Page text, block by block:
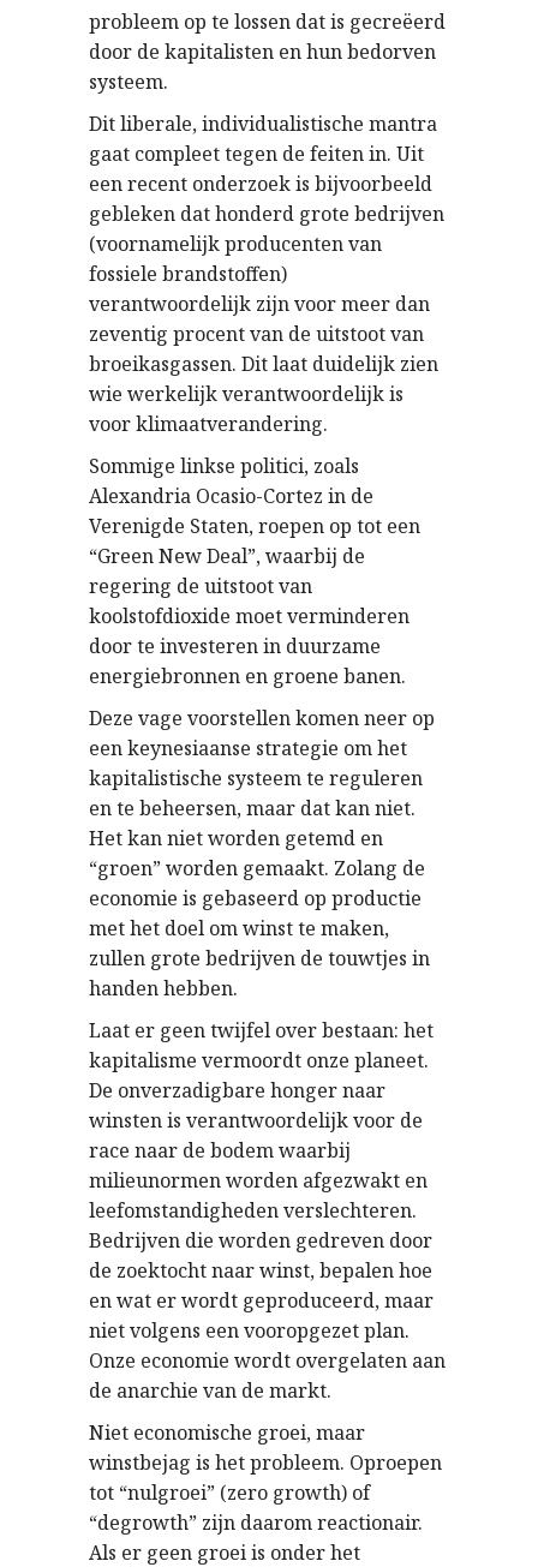
probleem op te lossen dat is gecreëerd
door de kapitalisten en hun bedorven
systeem.
Dit liberale, individualistische mantra
gaat compleet tegen de feiten in. Uit
een recent onderzoek is bijvoorbeeld
gebleken dat honderd grote bedrijven
(voornamelijk producenten van
fossiele brandstoffen)
verantwoordelijk zijn voor meer dan
zeventig procent van de uitstoot van
broeikasgassen. Dit laat duidelijk zien
wie werkelijk verantwoordelijk is
voor klimaatverandering.
Sommige linkse politici, zoals
Alexandria Ocasio-Cortez in de
Verenigde Staten, roepen op tot een
“Green New Deal”, waarbij de
regering de uitstoot van
koolstofdioxide moet verminderen
door te investeren in duurzame
energiebronnen en groene banen.
Deze vage voorstellen komen neer op
een keynesiaanse strategie om het
kapitalistische systeem te reguleren
en te beheersen, maar dat kan niet.
Het kan niet worden getemd en
“groen” worden gemaakt. Zolang de
economie is gebaseerd op productie
met het doel om winst te maken,
zullen grote bedrijven de touwtjes in
handen hebben.
Laat er geen twijfel over bestaan: het
kapitalisme vermoordt onze planeet.
De onverzadigbare honger naar
winsten is verantwoordelijk voor de
race naar de bodem waarbij
milieunormen worden afgezwakt en
leefomstandigheden verslechteren.
Bedrijven die worden gedreven door
de zoektocht naar winst, bepalen hoe
en wat er wordt geproduceerd, maar
niet volgens een vooropgezet plan.
Onze economie wordt overgelaten aan
de anarchie van de markt.
Niet economische groei, maar
winstbejag is het probleem. Oproepen
tot “nulgroei” (zero growth) of
“degrowth” zijn daarom reactionair.
Als er geen groei is onder het